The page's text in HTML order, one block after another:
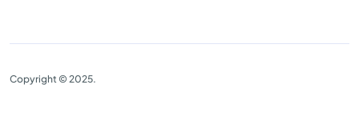
Copyright © 2025.